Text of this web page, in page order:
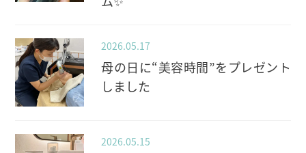
2026.05.17
母の日に“美容時間”をプレゼント
しました
2026.05.15